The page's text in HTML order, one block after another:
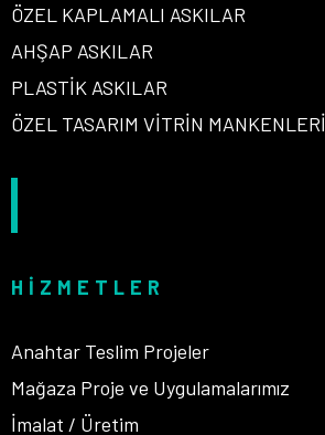
ÖZEL KAPLAMALI ASKILAR
AHŞAP ASKILAR
PLASTİK ASKILAR
ÖZEL TASARIM VİTRİN MANKENLERİ
HIZMETLER
Anahtar Teslim Projeler
Mağaza Proje ve Uygulamalarımız
İmalat / Üretim